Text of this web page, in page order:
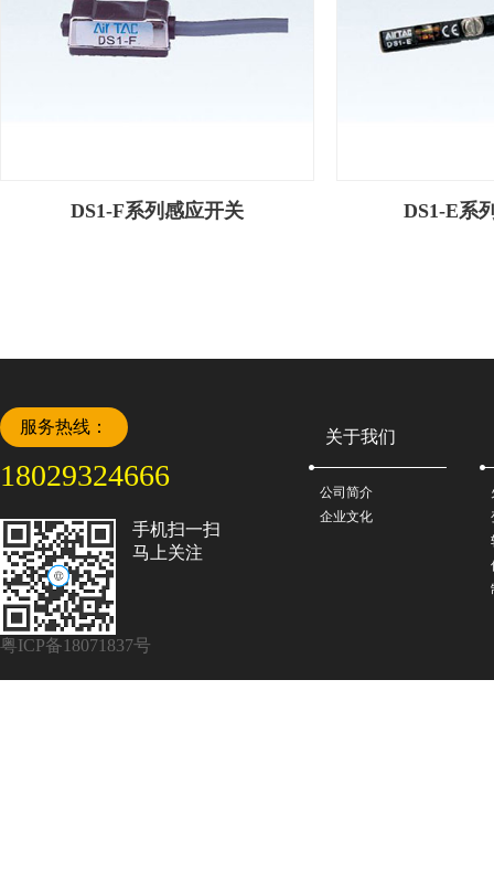
DS1-F系列感应开关 DS1-E系
服务热线：
18029324666
手机扫一扫
马上关注
关于我们
公司简介
企业文化
粤ICP备18071837号